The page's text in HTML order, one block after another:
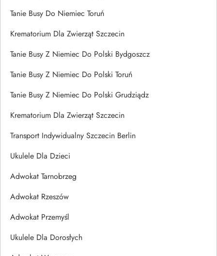
Tanie Busy Do Niemiec Toruń
Krematorium Dla Zwierząt Szczecin
Tanie Busy Z Niemiec Do Polski Bydgoszcz
Tanie Busy Z Niemiec Do Polski Toruń
Tanie Busy Z Niemiec Do Polski Grudziądz
Krematorium Dla Zwierząt Szczecin
Transport Indywidualny Szczecin Berlin
Ukulele Dla Dzieci
Adwokat Tarnobrzeg
Adwokat Rzeszów
Adwokat Przemyśl
Ukulele Dla Dorosłych